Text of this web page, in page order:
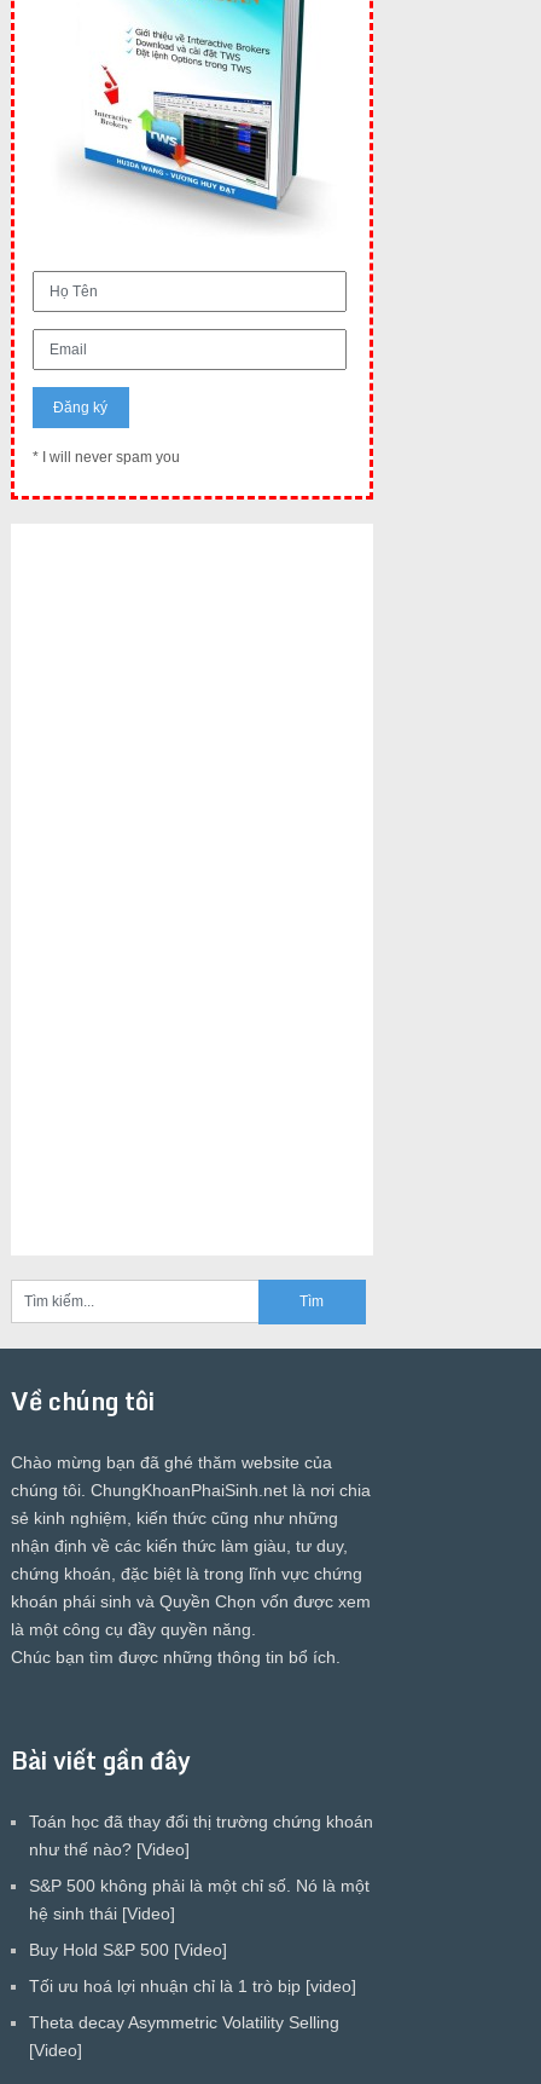
* I will never spam you
Về chúng tôi
Chào mừng bạn đã ghé thăm website của
chúng tôi. ChungKhoanPhaiSinh.netlà nơi chia
sẻ kinh nghiệm, kiến thức cũng như những
nhận định về các kiến thức làm giàu, tư duy,
chứng khoán, đặc biệt là trong lĩnh vực chứng
khoán phái sinh và Quyền Chọn vốn được xem
là một công cụ đầy quyền năng.
Chúc bạn tìm được những thông tin bổ ích.
Bài viết gần đây
Toán học đã thay đổi thị trường chứng khoán
như thế nào? [Video]
S&P 500 không phải là một chỉ số. Nó là một
hệ sinh thái [Video]
Buy Hold S&P 500 [Video]
Tối ưu hoá lợi nhuận chỉ là 1 trò bịp [video]
Theta decay Asymmetric Volatility Selling
[Video]